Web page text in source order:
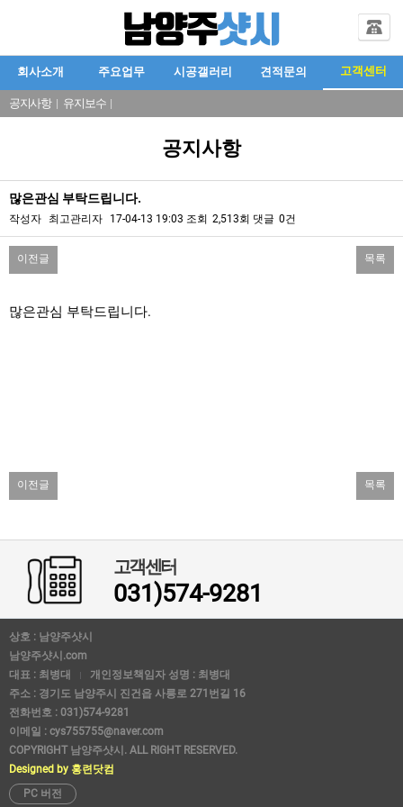
회사소개 주요업무 시공갤러리 견적문의 고객센터
공지사항| 유지보수|
공지사항
많은관심 부탁드립니다.
작성자 최고관리자 17-04-13 19:03 조회 2,513회 댓글 0건
이전글 목록
많은관심 부탁드립니다.
이전글 목록
고객센터
031)574-9281
상호 : 남양주샷시
남양주샷시.com
대표 : 최병대
개인정보책임자 성명 : 최병대
주소 : 경기도 남양주시 진건읍 사릉로 271번길 16
전화번호 : 031)574-9281
이메일 : cys755755@naver.com
COPYRIGHT 남양주샷시. ALL RIGHT RESERVED.
Designed by 홍련닷컴
PC 버전